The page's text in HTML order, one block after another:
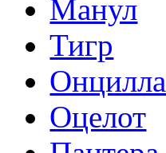
Манул
Тигр
Онцилла
Оцелот